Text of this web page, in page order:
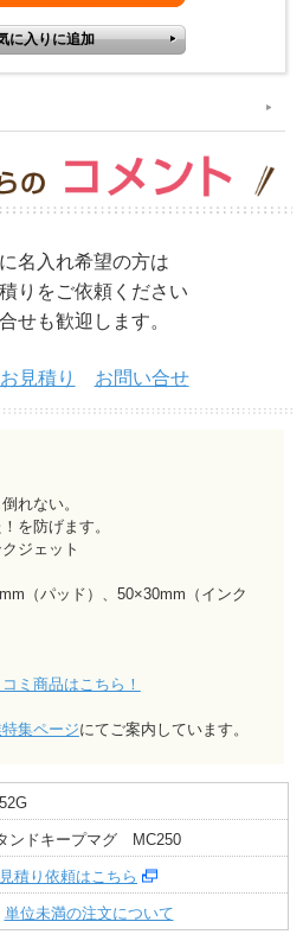
名入れ希望の方は
りをご依頼ください
せも歓迎します。
お見積り お問い合せ
れない。
を防げます。
ジェット
（パッド）、50×30mm（インク
ミ商品はこちら！
集ページにてご案内しています。
ンドキープマグ MC250
積り依頼はこちら
単位未満の注文について